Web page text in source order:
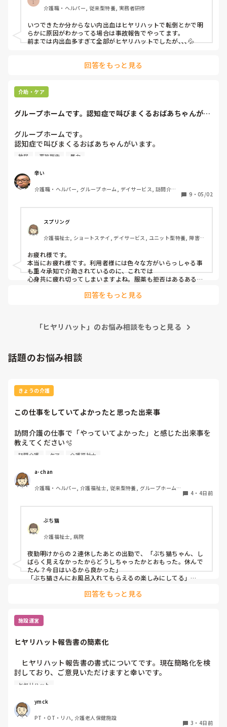
介護職・ヘルパー, 従来型特養, 実務者研修
いつできたか分からない内出血はヒヤリハットで転倒とかで明
らかに原因がわかってる場合は事故報告でやってます。
前までは内出血多すぎて全部がヒヤリハットでしたが､､､💦
回答をもっと見る
介助・ケア
グループホームです。認知症で叫びまくるおばあちゃんがい
グループホームです。
認知症で叫びまくるおばあちゃんがいます。
怪我をしているのに立とうとするので目が離せません。
レクリエーションもなにも出来ません。
どんな人でも受け入れてきましたが、ここまで絶叫された
り、暴れたりする人は初めてです。
叩かれたり、噛み付かれても、放尿されても平気でした。
昨日はお茶をかけられ、薬を飲んだ振りして吐き出され、落
薬という事故報告書くはめになり、次長に相談しても、どう
すればよかったと思う？と逆に聞かれるだけでなにも言って
皆さまどうしたらいいですか？
放尿 事故報告 暴力
辛い
介護職・ヘルパー, グループホーム, デイサービス, 訪問介護,
9 ・ 05/02
スプリング
介護福祉士, ショートステイ, デイサービス, ユニット型特養, 障害福
お疲れ様です。
本当にお疲れ様です。利用者様には色々な方がいらっしゃる事
も重々承知で介助されているのに、これでは
心身共に疲れ切ってしまいますよね。服薬も拒否はあるあるで
その為にカンファレンスはされたのでしょうか？上司に報告し
文面からですと、あまりよい職場環境下でないのかなと思って
どうか心身お大事になさってください。
結局は現場任せ、退職引き止めは必死。
参考にならなかったらごめんなさい🙏
回答をもっと見る
「ヒヤリハット」のお悩み相談をもっと見る
話題のお悩み相談
きょうの介護
この仕事をしていてよかったと思った出来事
訪問介護の仕事で「やっていてよかった」と感じた出来事を
教えてください🫧
行きたくないな…」と感じることはあります。
そんなときに「この仕事をやっていてよかった」と思えた出
来事を思い浮かべたら前向きな気持ちで出勤できるかな？と
皆さんが訪問介護の仕事で「やっていてよかった」と感じた
エピソードがあれば、ぜひ教えてください。
訪問介護 ケア 介護福祉士
a-chan
介護職・ヘルパー, 介護福祉士, 従来型特養, グループホーム,
4 ・ 4日前
ぶち猫
介護福祉士, 病院
夜勤明けからの２連休したあとの出勤で、「ぶち猫ちゃん、し
ばらく見えなかったからどうしちゃったかとおもった。休んで
たん？今日はいるから良かった」
「ぶち猫さんにお風呂入れてもらえるの楽しみにしてる」
回答をもっと見る
施設運営
ヒヤリハット報告書の簡素化
ヒヤリハット報告書の書式についてです。現在簡略化を検
討しており、ご意見いただけますと幸いです。
規・義務規定はないかと思います。つまるところ、用を成せ
ば、いくらでも簡素化できるものと言う考えなのですが…。
ヒヤリハット
ymck
PT・OT・リハ, 介護老人保健施設
3 ・ 4日前